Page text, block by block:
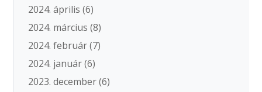
2024. április (6)
2024. március (8)
2024. február(7)
2024. január(6)
2023. december(6)